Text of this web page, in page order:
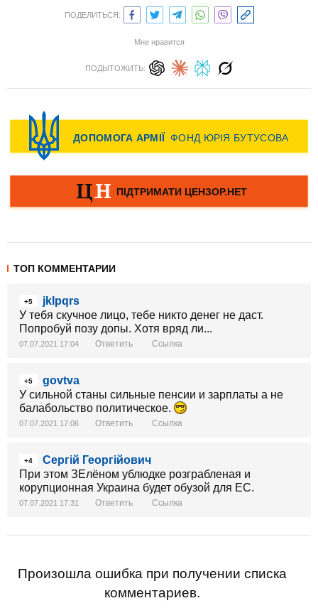
ПОДЕЛИТЬСЯ:
Мне нравится
ПОДЫТОЖИТЬ:
ТОП КОММЕНТАРИИ
+5
jklpqrs
У тебя скучное лицо, тебе никто денег не даст.
Попробуй позу допы. Хотя вряд ли...
07.07.2021 17:04 Ответить Ссылка
+5
govtva
У сильной станы сильные пенсии и зарплаты а не
балабольство политическое.
07.07.2021 17:06 Ответить Ссылка
+4
Сергій Георгійович
При этом ЗЕлёном ублюдке розграбленая и
корупционная Украина будет обузой для ЕС.
07.07.2021 17:31 Ответить Ссылка
Произошла ошибка при получении списка
комментариев.